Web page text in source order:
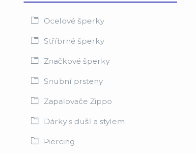
Ocelové šperky
Stříbrné šperky
Značkové šperky
Snubní prsteny
Zapalovače Zippo
Dárky s duší a stylem
Piercing